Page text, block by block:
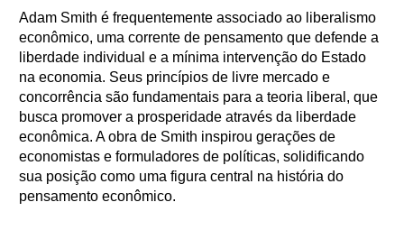
Adam Smith é frequentemente associado ao liberalismo
econômico, uma corrente de pensamento que defende a
liberdade individual e a mínima intervenção do Estado
na economia. Seus princípios de livre mercado e
concorrência são fundamentais para a teoria liberal, que
busca promover a prosperidade através da liberdade
econômica. A obra de Smith inspirou gerações de
economistas e formuladores de políticas, solidificando
sua posição como uma figura central na história do
pensamento econômico.